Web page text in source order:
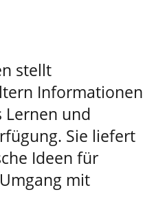
stellt
Informationen
und
Sie liefert
Ideen für
mit